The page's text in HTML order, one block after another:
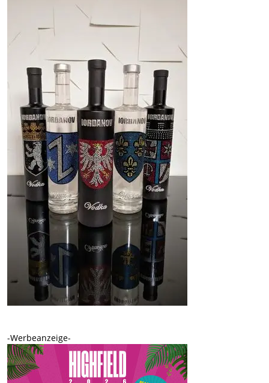
-Werbeanzeige-